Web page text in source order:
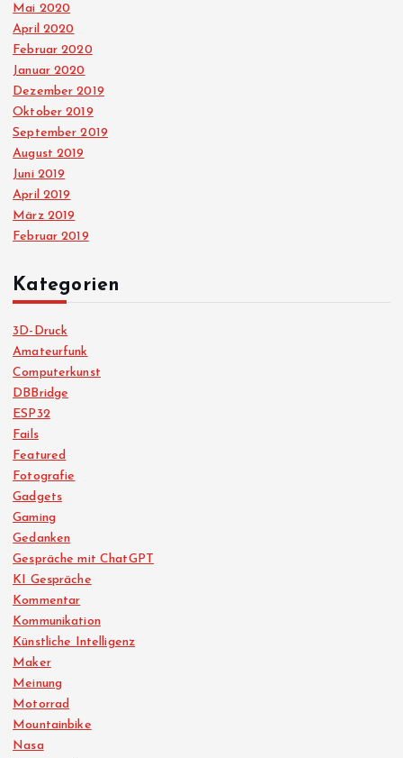
Mai 2020
April 2020
Februar 2020
Januar 2020
Dezember 2019
Oktober 2019
September 2019
August 2019
Juni 2019
April 2019
März 2019
Februar 2019
Kategorien
3D-Druck
Amateurfunk
Computerkunst
DBBridge
ESP32
Fails
Featured
Fotografie
Gadgets
Gaming
Gedanken
Gespräche mit ChatGPT
KI Gespräche
Kommentar
Kommunikation
Künstliche Intelligenz
Maker
Meinung
Motorrad
Mountainbike
Nasa